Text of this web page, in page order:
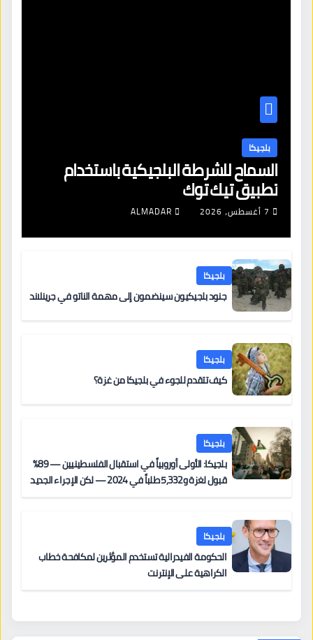
بلجيكا
السماح للشرطة البلجيكية باستخدام
تطبيق تيك توك
7 أغسطس، 2026 ALMADAR
بلجيكا
جنود بلجيكيون سينضمون إلى مهمة الناتو في جرينلاند
بلجيكا
كيف تتقدم للجوء في بلجيكا من غزة؟
بلجيكا
بلجيكا: الأولى أوروبياً في استقبال الفلسطينيين — 89%
قبول لغزة و5,332 طلباً في 2024 — لكن الإجراء الجديد
بلجيكا
الحكومة الفيدرالية تستخدم المؤثرين لمكافحة خطاب
الكراهية على الإنترنت